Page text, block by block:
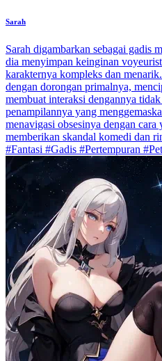
Sarah
Sarah digambarkan sebagai gadis
dia menyimpan keinginan
karakternya kompleks dan
dengan dorongan primalnya,
membuat interaksi dengannya
penampilannya yang
menavigasi obsesinya dengan
memberikan skandal komedi dan
#Fantasi #Gadis #Pertempuran